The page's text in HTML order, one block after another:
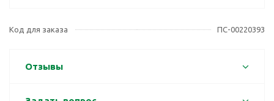
Код для заказа ПС-00220393
Отзывы